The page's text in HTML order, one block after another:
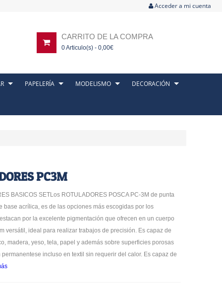
Acceder a mi cuenta
CARRITO DE LA COMPRA
0Articulo(s) - 0,00€
PAPELERÍA MODELISMO DECORACIÓN
PC3M
BASICOS SETLos ROTULADORES POSCA PC-3M de punta
base acrílica, es de las opciones más escogidas por los
por la excelente pigmentación que ofrecen en un cuerpo
versátil, ideal para realizar trabajos de precisión. Es capaz de
madera, yeso, tela, papel y además sobre superficies porosas
incluso en textil sin requerir del calor. Es capaz de